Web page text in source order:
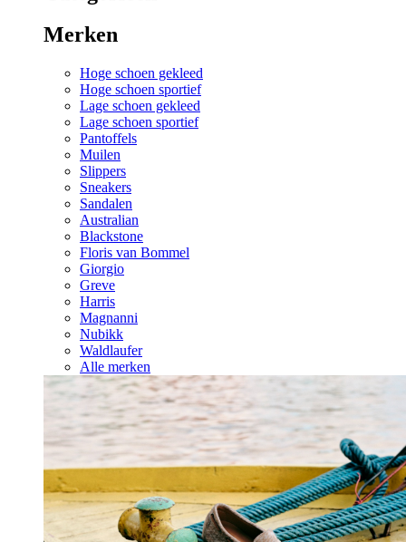
Merken
Hoge schoen gekleed
Hoge schoen sportief
Lage schoen gekleed
Lage schoen sportief
Pantoffels
Muilen
Slippers
Sneakers
Sandalen
Australian
Blackstone
Floris van Bommel
Giorgio
Greve
Harris
Magnanni
Nubikk
Waldlaufer
Alle merken